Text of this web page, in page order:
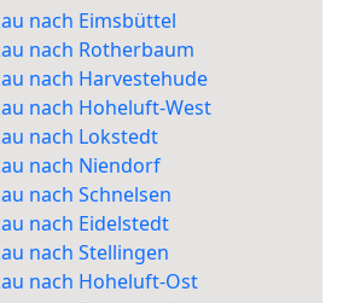
nach Eimsbüttel
nach Rotherbaum
nach Harvestehude
nach Hoheluft-West
nach Lokstedt
nach Niendorf
nach Schnelsen
nach Eidelstedt
nach Stellingen
nach Hoheluft-Ost